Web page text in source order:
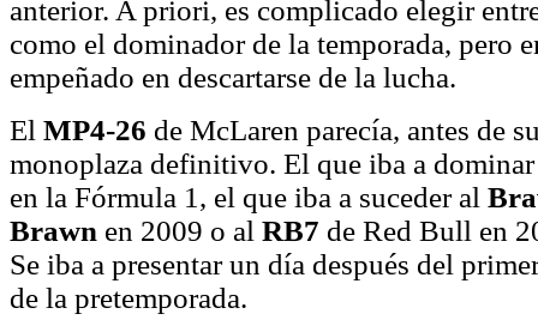
anterior. A priori, es complicado elegir
como el dominador de la temporada, pero
empeñado en descartarse de la lucha.
El MP4-26 de McLaren parecía, antes de
monoplaza definitivo. El que iba a dominar
en la Fórmula 1, el que iba a suceder al
Brawn en 2009 o al RB7 de Red Bull en
Se iba a presentar un día después del
de la pretemporada.